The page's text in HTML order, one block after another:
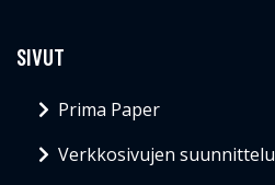
SIVUT
Prima Paper
Verkkosivujen suunnittelu